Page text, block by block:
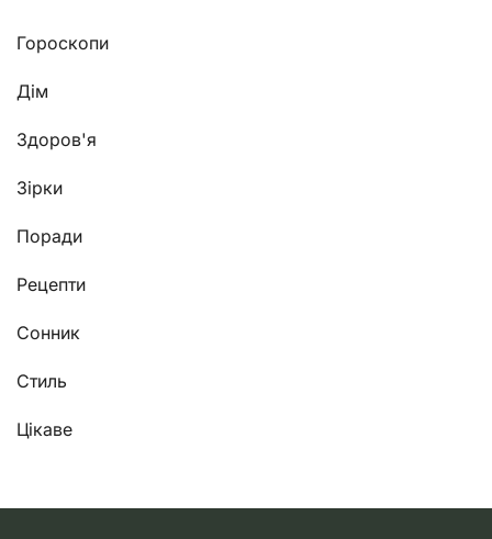
Гороскопи
Дім
Здоров'я
Зірки
Поради
Рецепти
Сонник
Стиль
Цікаве